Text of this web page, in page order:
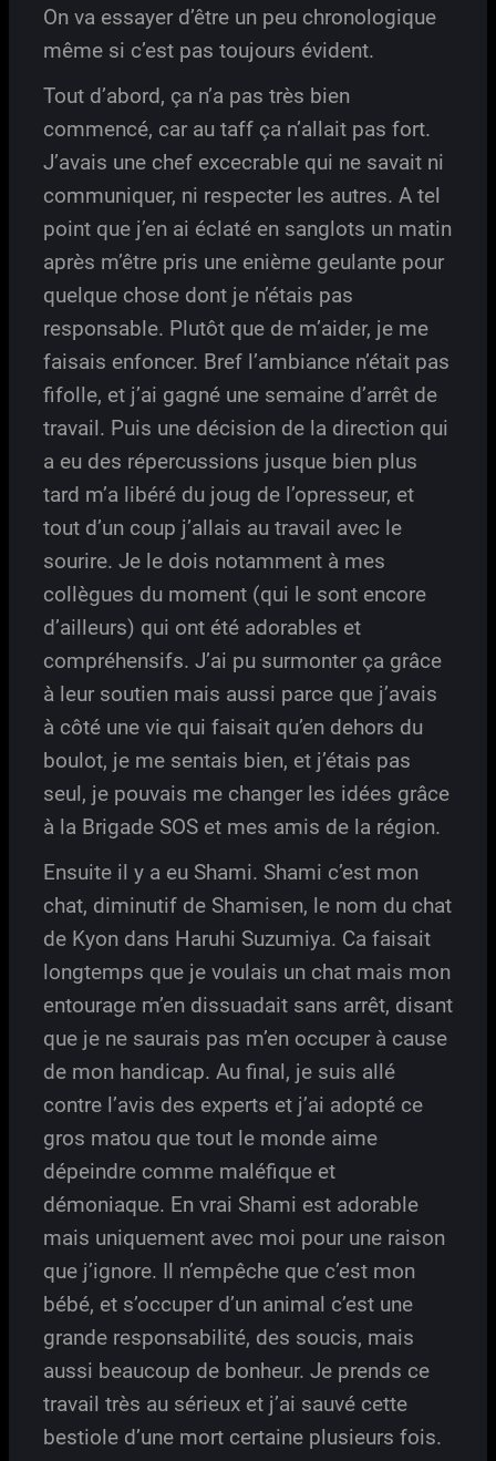
On va essayer d’être un peu chronologique
même si c’est pas toujours évident.
Tout d’abord, ça n’a pas très bien
commencé, car au taff ça n’allait pas fort.
J’avais une chef excecrable qui ne savait ni
communiquer, ni respecter les autres. A tel
point que j’en ai éclaté en sanglots un matin
après m’être pris une enième geulante pour
quelque chose dont je n’étais pas
responsable. Plutôt que de m’aider, je me
faisais enfoncer. Bref l’ambiance n’était pas
fifolle, et j’ai gagné une semaine d’arrêt de
travail. Puis une décision de la direction qui
a eu des répercussions jusque bien plus
tard m’a libéré du joug de l’opresseur, et
tout d’un coup j’allais au travail avec le
sourire. Je le dois notamment à mes
collègues du moment (qui le sont encore
d’ailleurs) qui ont été adorables et
compréhensifs. J’ai pu surmonter ça grâce
à leur soutien mais aussi parce que j’avais
à côté une vie qui faisait qu’en dehors du
boulot, je me sentais bien, et j’étais pas
seul, je pouvais me changer les idées grâce
à la Brigade SOS et mes amis de la région.
Ensuite il y a eu Shami. Shami c’est mon
chat, diminutif de Shamisen, le nom du chat
de Kyon dans Haruhi Suzumiya. Ca faisait
longtemps que je voulais un chat mais mon
entourage m’en dissuadait sans arrêt, disant
que je ne saurais pas m’en occuper à cause
de mon handicap. Au final, je suis allé
contre l’avis des experts et j’ai adopté ce
gros matou que tout le monde aime
dépeindre comme maléfique et
démoniaque. En vrai Shami est adorable
mais uniquement avec moi pour une raison
que j’ignore. Il n’empêche que c’est mon
bébé, et s’occuper d’un animal c’est une
grande responsabilité, des soucis, mais
aussi beaucoup de bonheur. Je prends ce
travail très au sérieux et j’ai sauvé cette
bestiole d’une mort certaine plusieurs fois.